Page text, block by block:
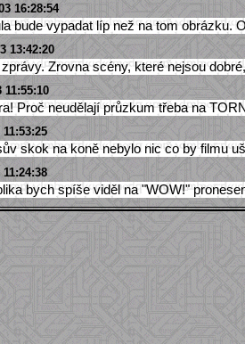
16:28:54
bude vypadat líp než na tom obrázku.
13:42:20
Zrovna scény, které nejsou
11:55:10
Proč neudělají průzkum třeba na
skok na koně nebylo nic co by filmu
bych spíše viděl na "WOW!"